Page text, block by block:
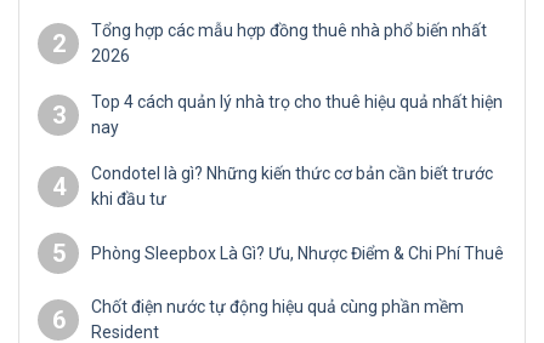
2
Tổng hợp các mẫu hợp đồng thuê nhà phổ biến nhất
2026
3
Top 4 cách quản lý nhà trọ cho thuê hiệu quả nhất hiện
nay
4
Condotel là gì? Những kiến thức cơ bản cần biết trước
khi đầu tư
5 Phòng Sleepbox Là Gì? Ưu, Nhược Điểm & Chi Phí Thuê
6
Chốt điện nước tự động hiệu quả cùng phần mềm
Resident